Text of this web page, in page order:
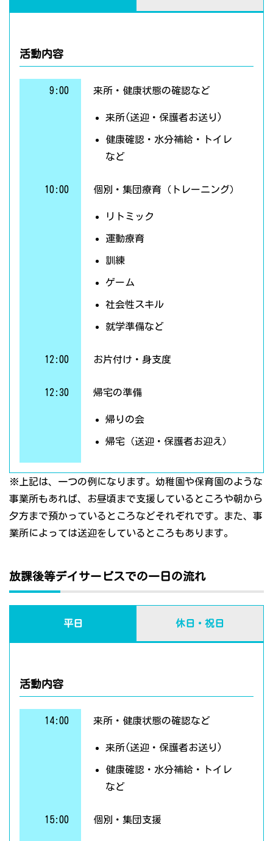
活動内容
9:00 来所・健康状態の確認など
来所(送迎・保護者お送り)
健康確認・水分補給・トイレ
など
10:00 個別・集団療育（トレーニング）
リトミック
運動療育
訓練
ゲーム
社会性スキル
就学準備など
12:00 お片付け・身支度
12:30 帰宅の準備
帰りの会
帰宅（送迎・保護者お迎え）
※上記は、一つの例になります。幼稚園や保育園のような
事業所もあれば、お昼頃まで支援しているところや朝から
夕方まで預かっているところなどそれぞれです。また、事
業所によっては送迎をしているところもあります。
放課後等デイサービスでの一日の流れ
平日 休日・祝日
活動内容
14:00 来所・健康状態の確認など
来所(送迎・保護者お送り)
健康確認・水分補給・トイレ
など
15:00 個別・集団支援